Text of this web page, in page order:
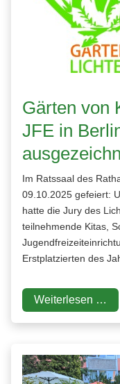
Gärten von
JFE in
Im Ratssaal des
09.10.2025 gefeiert:
hatte die Jury des
teilnehmende Kitas,
Erstplatzierten des
Weiterlesen …